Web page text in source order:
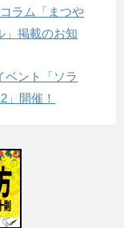
ラム「まつや
」掲載のお知
ベント「ソラ
開催！